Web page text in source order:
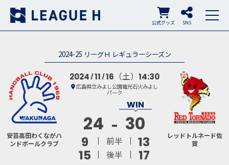
SNS
公式グッズ
2024-25 リーグＨ レギュラーシーズン
安芸高田わくながハ
ンドボールクラブ
2024 11 16 （土） 14:30
広島県立みよし公園電光石火みよし
パーク
24 30
9 前半
13
15
後半 17
レッドトルネード佐
賀